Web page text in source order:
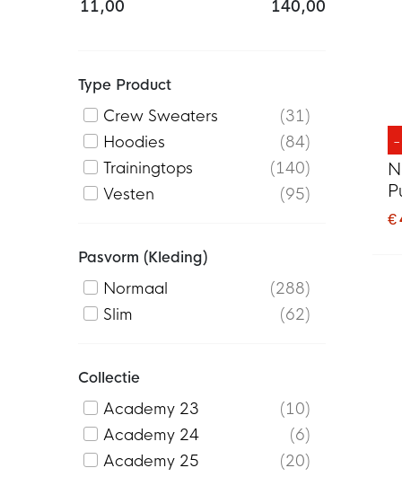
€
11,00 140,00
Type Product
Crew Sweaters
31
Hoodies
84
Trainingtops
140
Vesten
95
Pasvorm (kleding)
Normaal
288
Slim
62
Collectie
Academy 23
10
Academy 24
6
Academy 25
20